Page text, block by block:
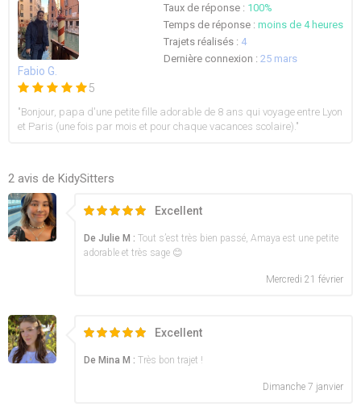
Fabio G.
5
Taux de réponse : 100%
Temps de réponse : moins de 4 heures
Trajets réalisés : 4
Dernière connexion : 25 mars
"Bonjour, papa d'une petite fille adorable de 8 ans qui voyage entre Lyon
et Paris (une fois par mois et pour chaque vacances scolaire)."
2 avis de KidySitters
Excellent
De Julie M : Tout s’est très bien passé, Amaya est une petite
adorable et très sage 😊
Mercredi 21 février
Excellent
De Mina M : Très bon trajet !
Dimanche 7 janvier